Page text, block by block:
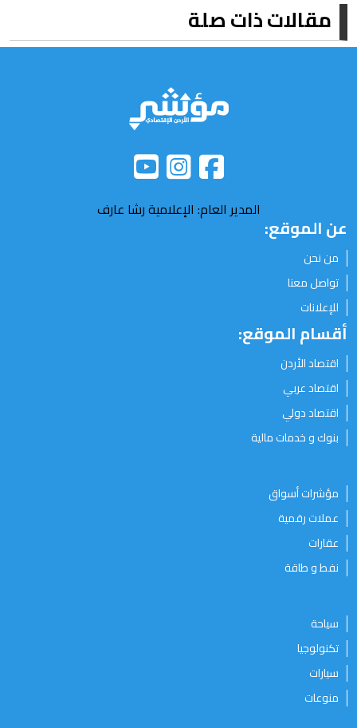
مقالات ذات صلة
المدير العام: الإعلامية رشا عارف
عن الموقع:
من نحن
تواصل معنا
للإعلانات
أقسام الموقع:
اقتصاد الأردن
اقتصاد عربي
اقتصاد دولي
بنوك و خدمات مالية
مؤشرات أسواق
عملات رقمية
عقارات
نفط و طاقة
سياحة
تكنولوجيا
سيارات
منوعات